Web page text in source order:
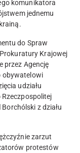
komunikatora
jednemu
do Spraw
Krajowej
przez Agencję
obywatelowi
udziału
z działu
zarzut
protestów